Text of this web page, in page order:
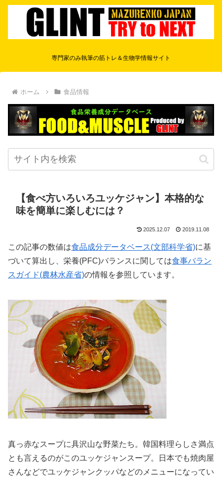
専門家のみ執筆の筋トレ＆生物学情報サイト
ホーム 食品情報
【食べ方いろいろユッケジャン】本格的な
味を簡単に楽しむには？
2025.12.07 2019.11.08
この記事の数値は食品成分データベース(文部科学省)に基
づいて算出し、栄養(PFC)バランスに関しては食事バラン
スガイド(農林水産省)の情報を参照しています。
真っ赤なスープに具沢山な野菜たち。韓国料理らしさ満点
とも言えるのがこのユッケジャンスープ。日本でも焼肉屋
さんなどでユッケジャンクッパなどのメニューになってい